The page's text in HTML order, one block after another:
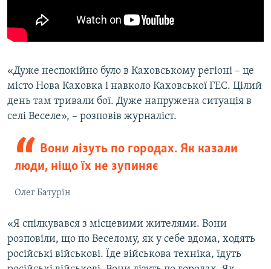
«Дуже неспокійно було в Каховському регіоні – це
місто Нова Каховка і навколо Каховської ГЕС. Цілий
день там тривали бої. Дуже напружена ситуація в
селі Веселе», – розповів журналіст.
Вони лізуть по городах. Як казали
люди, ніщо їх не зупиняє
Олег Батурін
«Я спілкувався з місцевими жителями. Вони
розповіли, що по Веселому, як у себе вдома, ходять
російські військові. Їде військова техніка, їдуть